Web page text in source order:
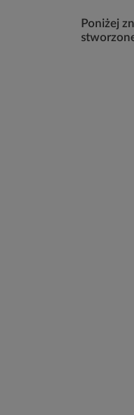
Poniżej